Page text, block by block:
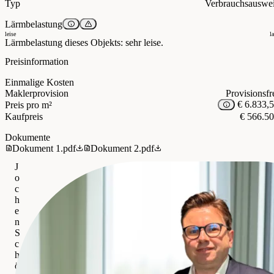
Typ
Lärmbelastung
leise
Lärmbelastung dieses Objekts: sehr leise.
Preisinformation
Einmalige Kosten
Maklerprovision
Preis pro m²
€
Kaufpreis
€
Dokumente
Dokument 1.pdf
Dokument 2.pdf
J
o
c
h
e
n
S
c
h
ö